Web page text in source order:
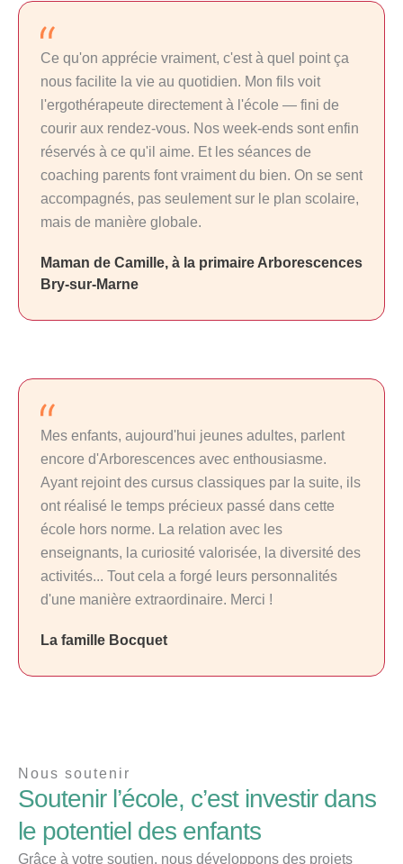
Ce qu'on apprécie vraiment, c'est à quel point ça
nous facilite la vie au quotidien. Mon fils voit
l'ergothérapeute directement à l'école — fini de
courir aux rendez-vous. Nos week-ends sont enfin
réservés à ce qu'il aime. Et les séances de
coaching parents font vraiment du bien. On se sent
accompagnés, pas seulement sur le plan scolaire,
mais de manière globale.
Maman de Camille, à la primaire Arborescences
Bry-sur-Marne
Mes enfants, aujourd'hui jeunes adultes, parlent
encore d'Arborescences avec enthousiasme.
Ayant rejoint des cursus classiques par la suite, ils
ont réalisé le temps précieux passé dans cette
école hors norme. La relation avec les
enseignants, la curiosité valorisée, la diversité des
activités... Tout cela a forgé leurs personnalités
d'une manière extraordinaire. Merci !
La famille Bocquet
Nous soutenir
Soutenir l’école, c’est investir dans
le potentiel des enfants
Grâce à votre soutien, nous développons des projets